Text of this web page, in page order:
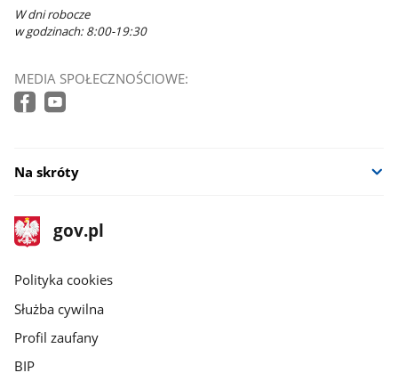
W dni robocze
w godzinach: 8:00-19:30
MEDIA SPOŁECZNOŚCIOWE:
Na skróty
stopka
gov.pl
Strona
gov.pl
gov.pl
Polityka cookies
Służba cywilna
Profil zaufany
BIP